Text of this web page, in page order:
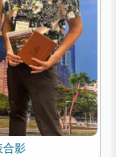
合影